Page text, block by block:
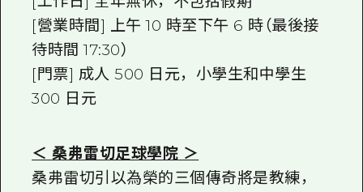
[營業時間] 上午 10 時至下午 6 時（最後接
待時間 17:30）
[門票] 成人 500 日元，小學生和中學生
300 日元
＜ 桑弗雷切足球學院 ＞
桑弗雷切引以為榮的三個傳奇將是教練，